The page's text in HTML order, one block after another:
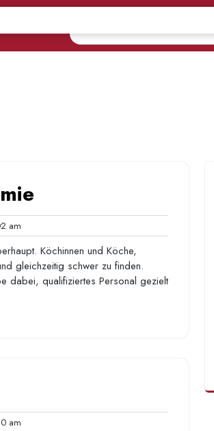
am
am
Köchinnen und Köche,
gleichzeitig schwer zu finden.
dabei, qualifiziertes Personal gezielt
am